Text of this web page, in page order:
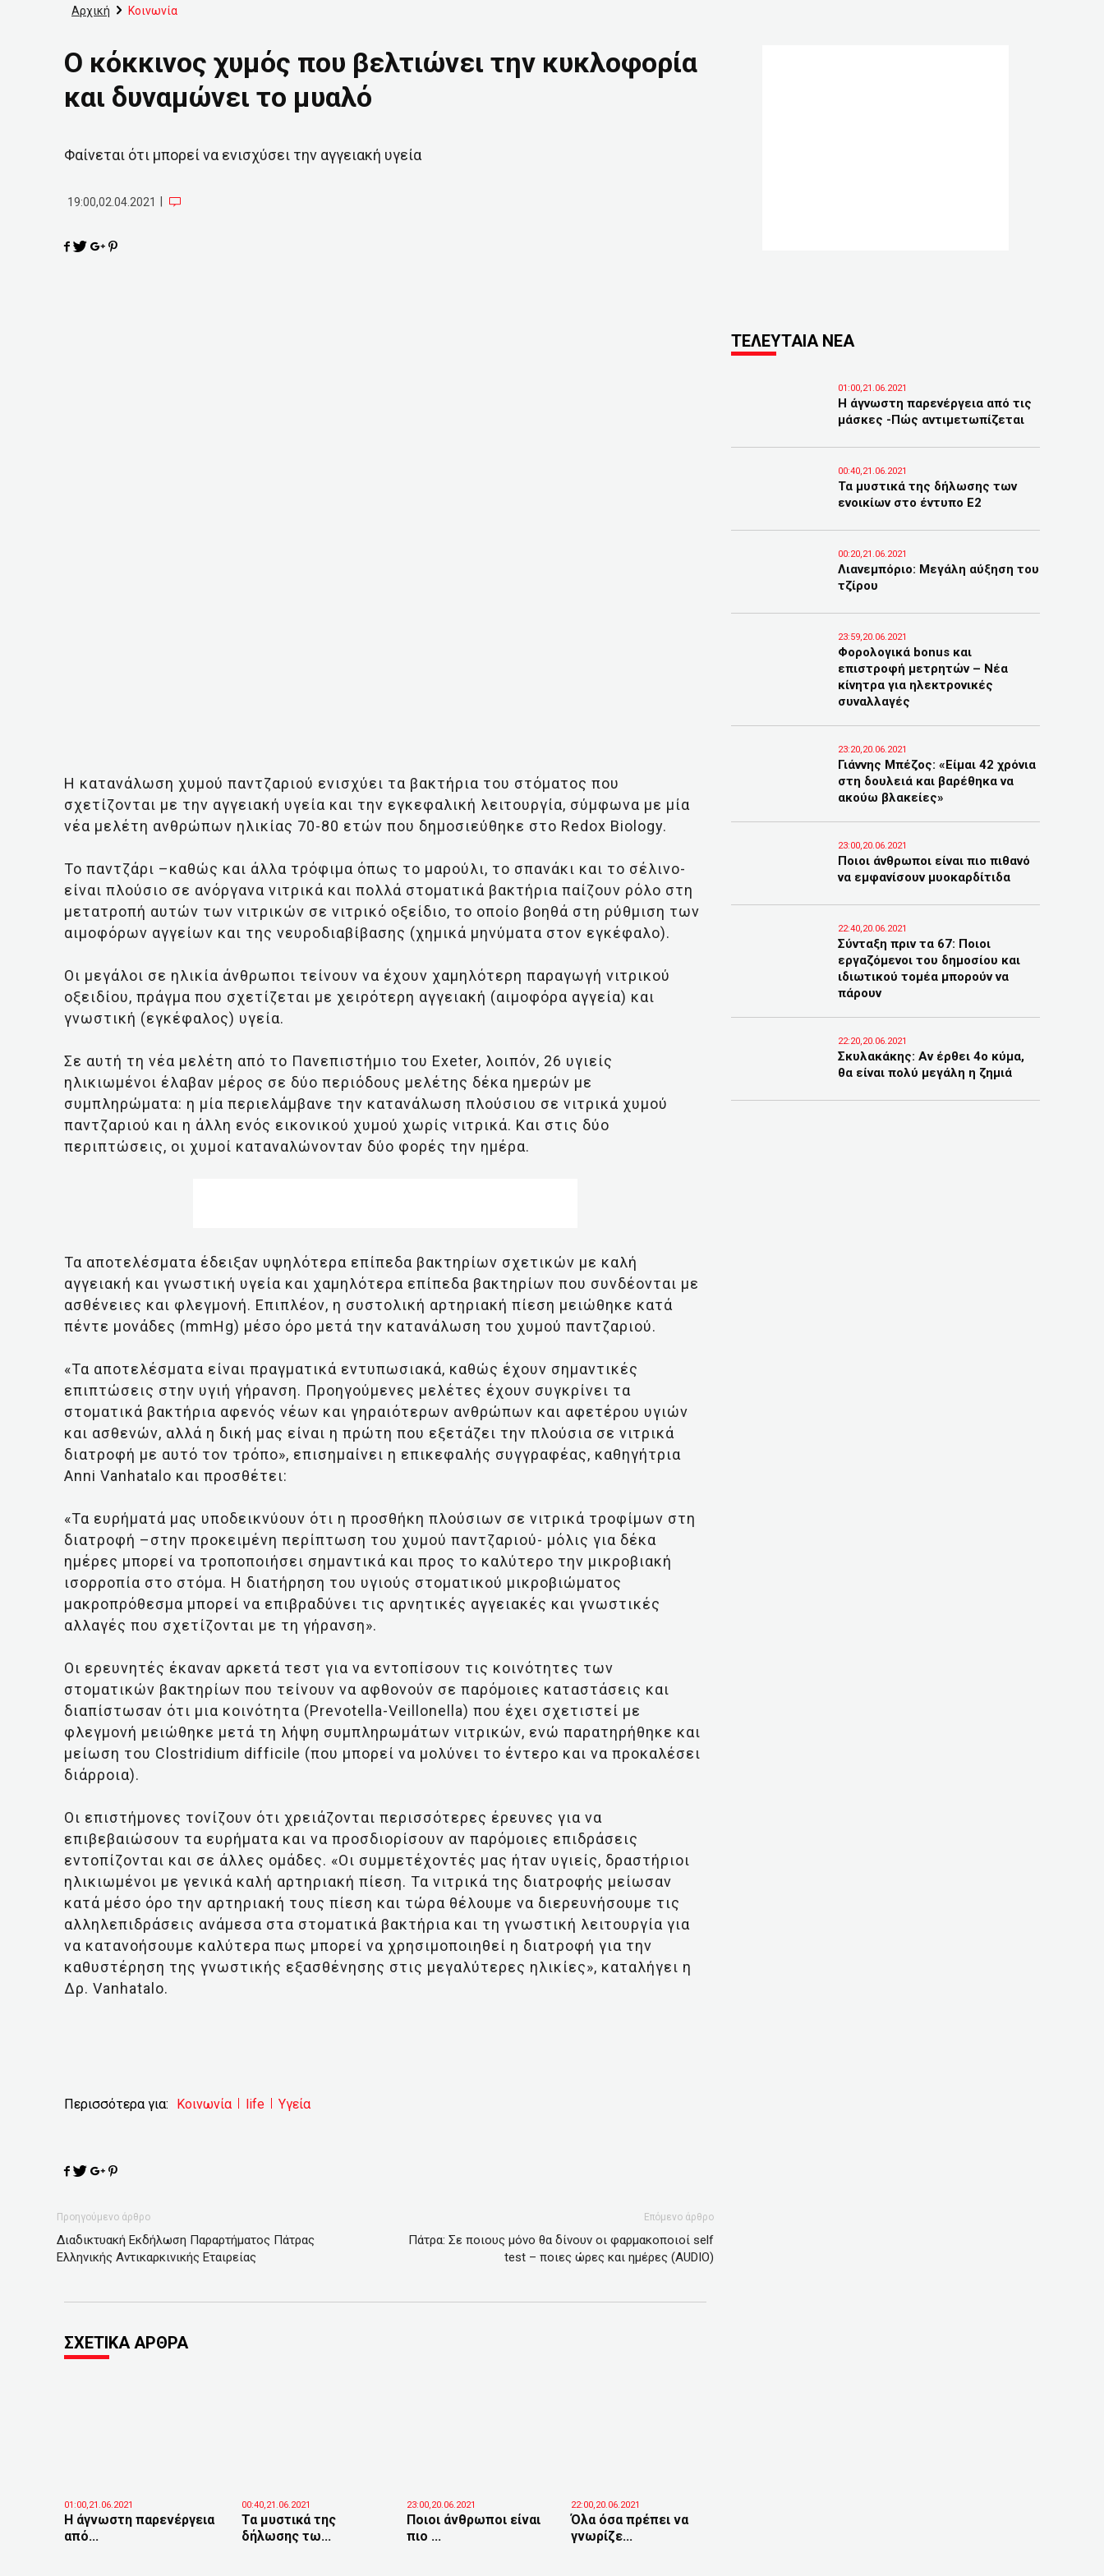
Αρχική Κοινωνία
Ο κόκκινος χυμός που βελτιώνει την κυκλοφορία
και δυναμώνει το μυαλό
Φαίνεται ότι μπορεί να ενισχύσει την αγγειακή υγεία
19:00,02.04.2021
Η κατανάλωση χυμού παντζαριού ενισχύει τα βακτήρια του στόματος που
σχετίζονται με την αγγειακή υγεία και την εγκεφαλική λειτουργία, σύμφωνα με μία
νέα μελέτη ανθρώπων ηλικίας 70-80 ετών που δημοσιεύθηκε στο Redox Biology.
Το παντζάρι –καθώς και άλλα τρόφιμα όπως το μαρούλι, το σπανάκι και το σέλινο-
είναι πλούσιο σε ανόργανα νιτρικά και πολλά στοματικά βακτήρια παίζουν ρόλο στη
μετατροπή αυτών των νιτρικών σε νιτρικό οξείδιο, το οποίο βοηθά στη ρύθμιση των
αιμοφόρων αγγείων και της νευροδιαβίβασης (χημικά μηνύματα στον εγκέφαλο).
Οι μεγάλοι σε ηλικία άνθρωποι τείνουν να έχουν χαμηλότερη παραγωγή νιτρικού
οξειδίου, πράγμα που σχετίζεται με χειρότερη αγγειακή (αιμοφόρα αγγεία) και
γνωστική (εγκέφαλος) υγεία.
Σε αυτή τη νέα μελέτη από το Πανεπιστήμιο του Exeter, λοιπόν, 26 υγιείς
ηλικιωμένοι έλαβαν μέρος σε δύο περιόδους μελέτης δέκα ημερών με
συμπληρώματα: η μία περιελάμβανε την κατανάλωση πλούσιου σε νιτρικά χυμού
παντζαριού και η άλλη ενός εικονικού χυμού χωρίς νιτρικά. Και στις δύο
περιπτώσεις, οι χυμοί καταναλώνονταν δύο φορές την ημέρα.
Τα αποτελέσματα έδειξαν υψηλότερα επίπεδα βακτηρίων σχετικών με καλή
αγγειακή και γνωστική υγεία και χαμηλότερα επίπεδα βακτηρίων που συνδέονται με
ασθένειες και φλεγμονή. Επιπλέον, η συστολική αρτηριακή πίεση μειώθηκε κατά
πέντε μονάδες (mmHg) μέσο όρο μετά την κατανάλωση του χυμού παντζαριού.
«Τα αποτελέσματα είναι πραγματικά εντυπωσιακά, καθώς έχουν σημαντικές
επιπτώσεις στην υγιή γήρανση. Προηγούμενες μελέτες έχουν συγκρίνει τα
στοματικά βακτήρια αφενός νέων και γηραιότερων ανθρώπων και αφετέρου υγιών
και ασθενών, αλλά η δική μας είναι η πρώτη που εξετάζει την πλούσια σε νιτρικά
διατροφή με αυτό τον τρόπο», επισημαίνει η επικεφαλής συγγραφέας, καθηγήτρια
Anni Vanhatalo και προσθέτει:
«Τα ευρήματά μας υποδεικνύουν ότι η προσθήκη πλούσιων σε νιτρικά τροφίμων στη
διατροφή –στην προκειμένη περίπτωση του χυμού παντζαριού- μόλις για δέκα
ημέρες μπορεί να τροποποιήσει σημαντικά και προς το καλύτερο την μικροβιακή
ισορροπία στο στόμα. Η διατήρηση του υγιούς στοματικού μικροβιώματος
μακροπρόθεσμα μπορεί να επιβραδύνει τις αρνητικές αγγειακές και γνωστικές
αλλαγές που σχετίζονται με τη γήρανση».
Οι ερευνητές έκαναν αρκετά τεστ για να εντοπίσουν τις κοινότητες των
στοματικών βακτηρίων που τείνουν να αφθονούν σε παρόμοιες καταστάσεις και
διαπίστωσαν ότι μια κοινότητα (Prevotella-Veillonella) που έχει σχετιστεί με
φλεγμονή μειώθηκε μετά τη λήψη συμπληρωμάτων νιτρικών, ενώ παρατηρήθηκε και
μείωση του Clostridium difficile (που μπορεί να μολύνει το έντερο και να προκαλέσει
διάρροια).
Οι επιστήμονες τονίζουν ότι χρειάζονται περισσότερες έρευνες για να
επιβεβαιώσουν τα ευρήματα και να προσδιορίσουν αν παρόμοιες επιδράσεις
εντοπίζονται και σε άλλες ομάδες. «Οι συμμετέχοντές μας ήταν υγιείς, δραστήριοι
ηλικιωμένοι με γενικά καλή αρτηριακή πίεση. Τα νιτρικά της διατροφής μείωσαν
κατά μέσο όρο την αρτηριακή τους πίεση και τώρα θέλουμε να διερευνήσουμε τις
αλληλεπιδράσεις ανάμεσα στα στοματικά βακτήρια και τη γνωστική λειτουργία για
να κατανοήσουμε καλύτερα πως μπορεί να χρησιμοποιηθεί η διατροφή για την
καθυστέρηση της γνωστικής εξασθένησης στις μεγαλύτερες ηλικίες», καταλήγει η
Δρ. Vanhatalo.
Περισσότερα για: Κοινωνία life Υγεία
Προηγούμενο άρθρο
Διαδικτυακή Εκδήλωση Παραρτήματος Πάτρας
Ελληνικής Αντικαρκινικής Εταιρείας
Επόμενο άρθρο
Πάτρα: Σε ποιους μόνο θα δίνουν οι φαρμακοποιοί self
test – ποιες ώρες και ημέρες (ΑUDIO)
ΣΧΕΤΙΚΑ ΑΡΘΡΑ
01:00,21.06.2021
Η άγνωστη παρενέργεια
από...
00:40,21.06.2021
Τα μυστικά της
δήλωσης τω...
23:00,20.06.2021
Ποιοι άνθρωποι είναι
πιο ...
22:00,20.06.2021
Όλα όσα πρέπει να
γνωρίζε...
ΤΕΛΕΥΤΑΙΑ ΝΕΑ
01:00,21.06.2021
Η άγνωστη παρενέργεια από τις
μάσκες -Πώς αντιμετωπίζεται
00:40,21.06.2021
Τα μυστικά της δήλωσης των
ενοικίων στο έντυπο Ε2
00:20,21.06.2021
Λιανεμπόριο: Μεγάλη αύξηση του
τζίρου
23:59,20.06.2021
Φορολογικά bonus και
επιστροφή μετρητών – Νέα
κίνητρα για ηλεκτρονικές
συναλλαγές
23:20,20.06.2021
Γιάννης Μπέζος: «Είμαι 42 χρόνια
στη δουλειά και βαρέθηκα να
ακούω βλακείες»
23:00,20.06.2021
Ποιοι άνθρωποι είναι πιο πιθανό
να εμφανίσουν μυοκαρδίτιδα
22:40,20.06.2021
Σύνταξη πριν τα 67: Ποιοι
εργαζόμενοι του δημοσίου και
ιδιωτικού τομέα μπορούν να
πάρουν
22:20,20.06.2021
Σκυλακάκης: Αν έρθει 4ο κύμα,
θα είναι πολύ μεγάλη η ζημιά